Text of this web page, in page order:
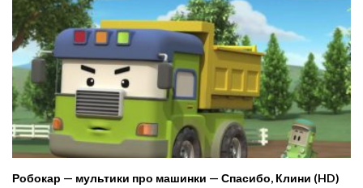
Робокар — мультики про машинки — Спасибо, Клини (HD)